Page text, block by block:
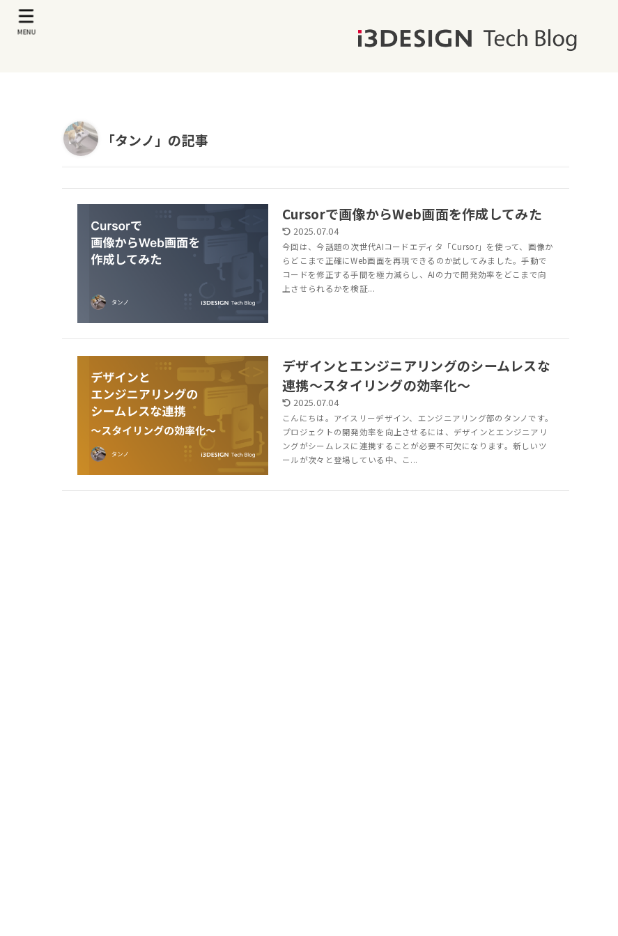
MENU
「タンノ」の記事
Cursorで画像からWeb画面を作成してみた
2025.07.04
今回は、今話題の次世代AIコードエディタ「Cursor」を使って、画像か
らどこまで正確にWeb画面を再現できるのか試してみました。手動で
コードを修正する手間を極力減らし、AIの力で開発効率をどこまで向
上させられるかを検証...
デザインとエンジニアリングのシームレスな
連携〜スタイリングの効率化〜
2025.07.04
こんにちは。アイスリーデザイン、エンジニアリング部のタンノです。
プロジェクトの開発効率を向上させるには、デザインとエンジニアリ
ングがシームレスに連携することが必要不可欠になります。新しいツ
ールが次々と登場している中、こ...